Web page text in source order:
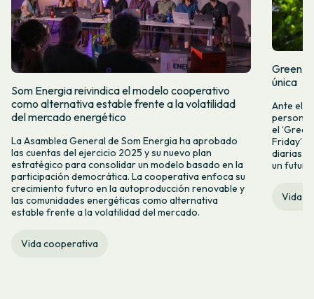
Som Energia reivindica el modelo cooperativo
como alternativa estable frente a la volatilidad
del mercado energético
La Asamblea General de Som Energia ha aprobado
las cuentas del ejercicio 2025 y su nuevo plan
estratégico para consolidar un modelo basado en la
participación democrática. La cooperativa enfoca su
crecimiento futuro en la autoproducción renovable y
las comunidades energéticas como alternativa
estable frente a la volatilidad del mercado.
Vida cooperativa
Green
única
Ante el
el
Friday’
diarias y
un
Vida